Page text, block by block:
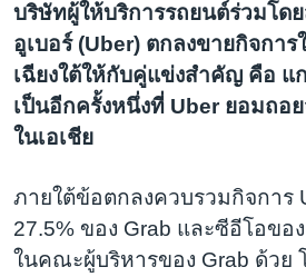
เลือกภาษา
บริษัทผู้ให้บริการรถยนต์ร่วมโด
อูเบอร์ (Uber) ตกลงขายกิจการ
เฉียงใต้ให้กับคู่แข่งสำคัญ คือ แ
เป็นอีกครั้งหนึ่งที่ Uber ยอมถอ
ในเอเชีย
ภายใต้ข้อตกลงควบรวมกิจการ
27.5% ของ Grab และซีอีโอขอ
ในคณะผู้บริหารของ Grab ด้วย